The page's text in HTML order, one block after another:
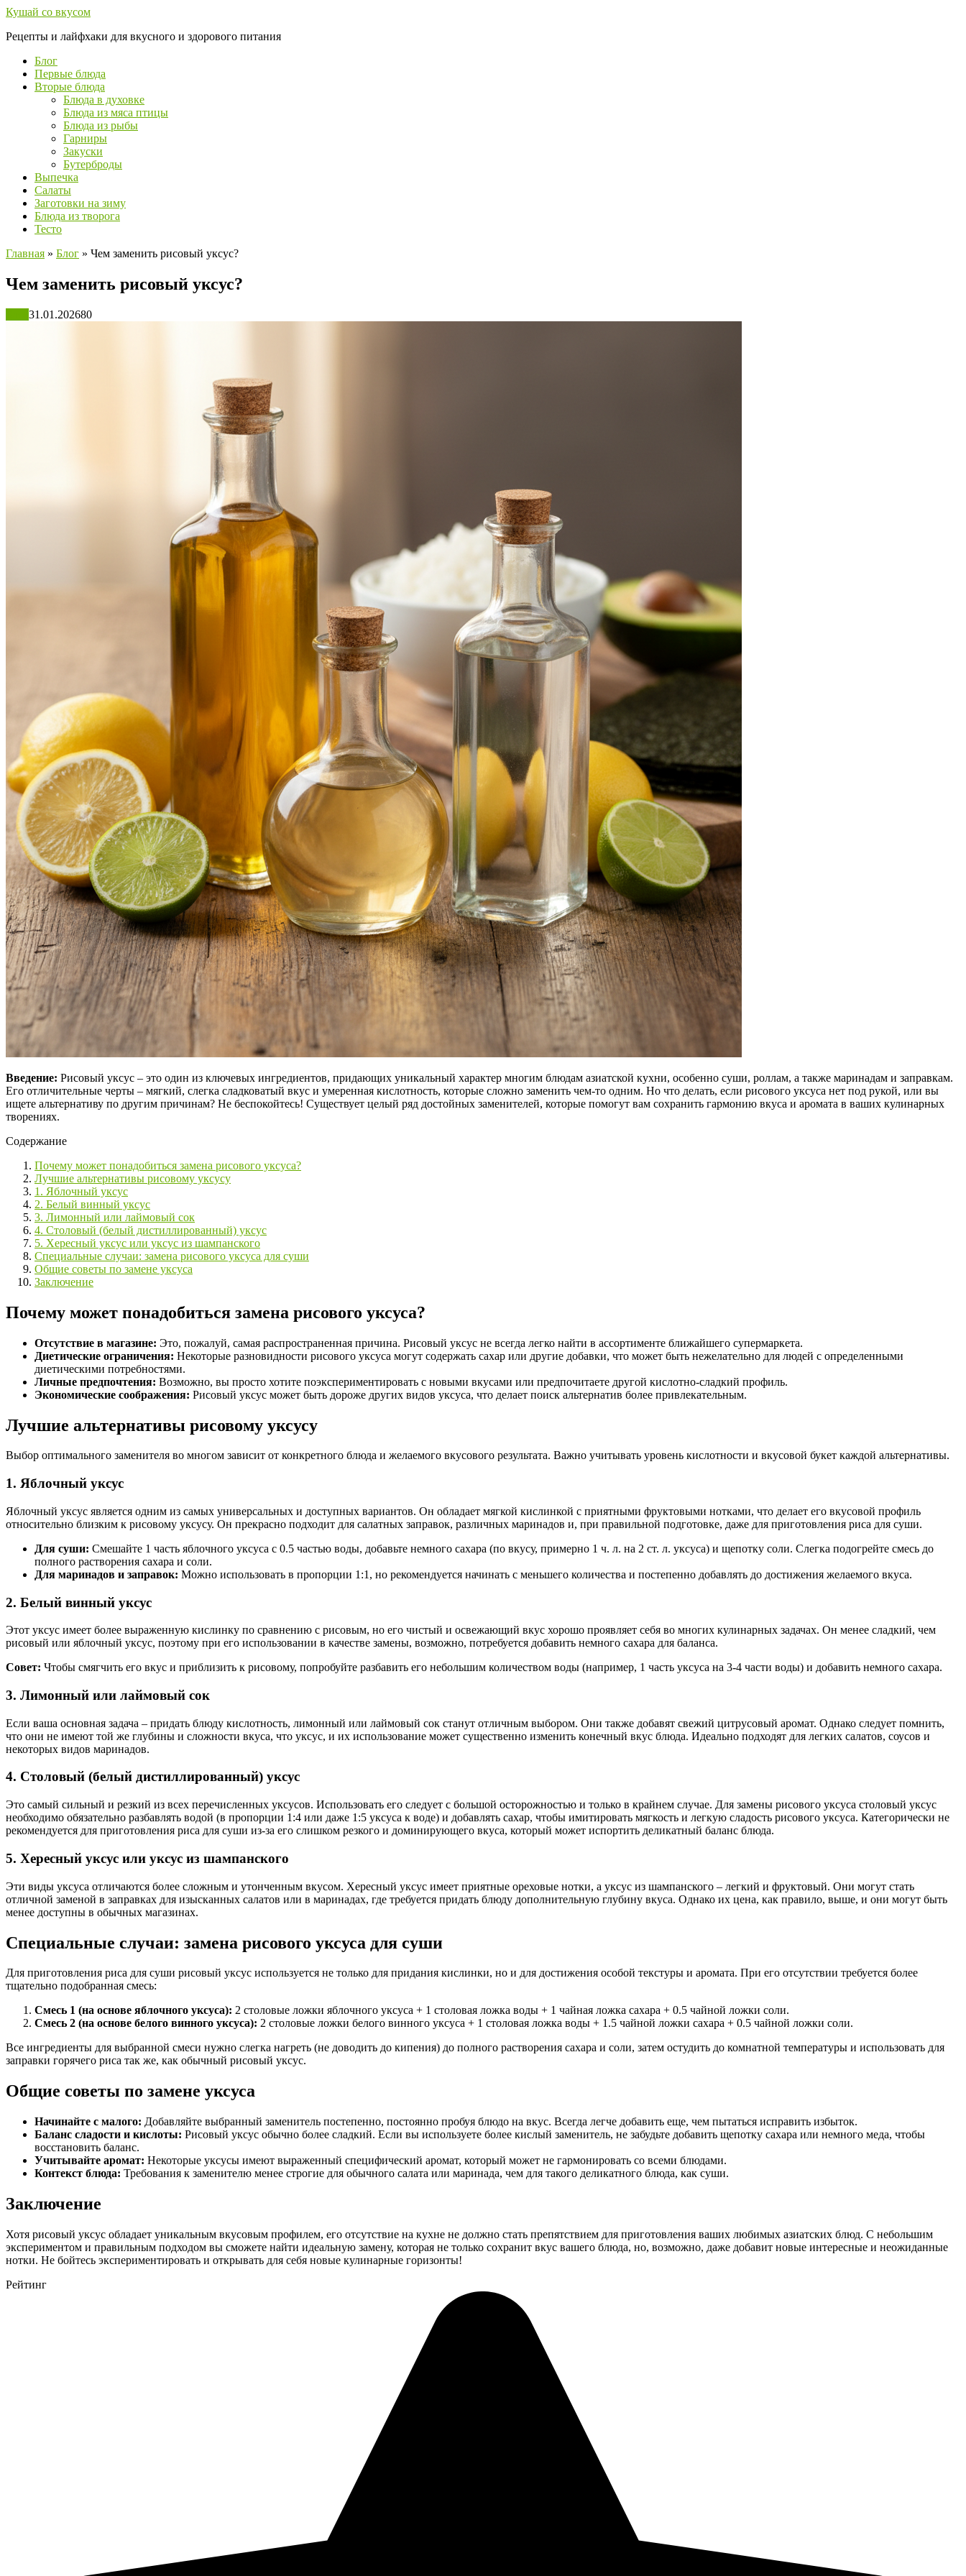
Перейти
контенту
Кушай со вкусом
Рецепты и лайфхаки для вкусного и здорового питания
Блог
Первые блюда
Вторые блюда
Блюда в духовке
Блюда из мяса птицы
Блюда из рыбы
Гарниры
Закуски
Бутерброды
Выпечка
Салаты
Заготовки на зиму
Блюда из творога
Тесто
Главная » Блог » Чем заменить рисовый уксус?
Чем заменить рисовый уксус?
31.01.202680
Введение: Рисовый уксус – это один из ключевых ингредиентов, придающих уникальный характер многим блюдам азиатской кухни, особенно суши, роллам, а также маринадам и заправкам.
Его отличительные черты – мягкий, слегка сладковатый вкус и умеренная кислотность, которые сложно заменить чем-то одним. Но что делать, если рисового уксуса нет под рукой, или вы
ищете альтернативу по другим причинам? Не беспокойтесь! Существует целый ряд достойных заменителей, которые помогут вам сохранить гармонию вкуса и аромата в ваших кулинарных
творениях.
Содержание
Почему может понадобиться замена рисового уксуса?
Лучшие альтернативы рисовому уксусу
1. Яблочный уксус
2. Белый винный уксус
3. Лимонный или лаймовый сок
4. Столовый (белый дистиллированный) уксус
5. Хересный уксус или уксус из шампанского
Специальные случаи: замена рисового уксуса для суши
Общие советы по замене уксуса
Заключение
Почему может понадобиться замена рисового уксуса?
Отсутствие в магазине: Это, пожалуй, самая распространенная причина. Рисовый уксус не всегда легко найти в ассортименте ближайшего супермаркета.
Диетические ограничения: Некоторые разновидности рисового уксуса могут содержать сахар или другие добавки, что может быть нежелательно для людей с определенными
диетическими потребностями.
Личные предпочтения: Возможно, вы просто хотите поэкспериментировать с новыми вкусами или предпочитаете другой кислотно-сладкий профиль.
Экономические соображения: Рисовый уксус может быть дороже других видов уксуса, что делает поиск альтернатив более привлекательным.
Лучшие альтернативы рисовому уксусу
Выбор оптимального заменителя во многом зависит от конкретного блюда и желаемого вкусового результата. Важно учитывать уровень кислотности и вкусовой букет каждой альтернативы.
1. Яблочный уксус
Яблочный уксус является одним из самых универсальных и доступных вариантов. Он обладает мягкой кислинкой с приятными фруктовыми нотками, что делает его вкусовой профиль
относительно близким к рисовому уксусу. Он прекрасно подходит для салатных заправок, различных маринадов и, при правильной подготовке, даже для приготовления риса для суши.
Для суши: Смешайте 1 часть яблочного уксуса с 0.5 частью воды, добавьте немного сахара (по вкусу, примерно 1 ч. л. на 2 ст. л. уксуса) и щепотку соли. Слегка подогрейте смесь до
полного растворения сахара и соли.
Для маринадов и заправок: Можно использовать в пропорции 1:1, но рекомендуется начинать с меньшего количества и постепенно добавлять до достижения желаемого вкуса.
2. Белый винный уксус
Этот уксус имеет более выраженную кислинку по сравнению с рисовым, но его чистый и освежающий вкус хорошо проявляет себя во многих кулинарных задачах. Он менее сладкий, чем
рисовый или яблочный уксус, поэтому при его использовании в качестве замены, возможно, потребуется добавить немного сахара для баланса.
Совет: Чтобы смягчить его вкус и приблизить к рисовому, попробуйте разбавить его небольшим количеством воды (например, 1 часть уксуса на 3-4 части воды) и добавить немного сахара.
3. Лимонный или лаймовый сок
Если ваша основная задача – придать блюду кислотность, лимонный или лаймовый сок станут отличным выбором. Они также добавят свежий цитрусовый аромат. Однако следует помнить,
что они не имеют той же глубины и сложности вкуса, что уксус, и их использование может существенно изменить конечный вкус блюда. Идеально подходят для легких салатов, соусов и
некоторых видов маринадов.
4. Столовый (белый дистиллированный) уксус
Это самый сильный и резкий из всех перечисленных уксусов. Использовать его следует с большой осторожностью и только в крайнем случае. Для замены рисового уксуса столовый уксус
необходимо обязательно разбавлять водой (в пропорции 1:4 или даже 1:5 уксуса к воде) и добавлять сахар, чтобы имитировать мягкость и легкую сладость рисового уксуса. Категорически не
рекомендуется для приготовления риса для суши из-за его слишком резкого и доминирующего вкуса, который может испортить деликатный баланс блюда.
5. Хересный уксус или уксус из шампанского
Эти виды уксуса отличаются более сложным и утонченным вкусом. Хересный уксус имеет приятные ореховые нотки, а уксус из шампанского – легкий и фруктовый. Они могут стать
отличной заменой в заправках для изысканных салатов или в маринадах, где требуется придать блюду дополнительную глубину вкуса. Однако их цена, как правило, выше, и они могут быть
менее доступны в обычных магазинах.
Специальные случаи: замена рисового уксуса для суши
Для приготовления риса для суши рисовый уксус используется не только для придания кислинки, но и для достижения особой текстуры и аромата. При его отсутствии требуется более
тщательно подобранная смесь:
Смесь 1 (на основе яблочного уксуса): 2 столовые ложки яблочного уксуса + 1 столовая ложка воды + 1 чайная ложка сахара + 0.5 чайной ложки соли.
Смесь 2 (на основе белого винного уксуса): 2 столовые ложки белого винного уксуса + 1 столовая ложка воды + 1.5 чайной ложки сахара + 0.5 чайной ложки соли.
Все ингредиенты для выбранной смеси нужно слегка нагреть (не доводить до кипения) до полного растворения сахара и соли, затем остудить до комнатной температуры и использовать для
заправки горячего риса так же, как обычный рисовый уксус.
Общие советы по замене уксуса
Начинайте с малого: Добавляйте выбранный заменитель постепенно, постоянно пробуя блюдо на вкус. Всегда легче добавить еще, чем пытаться исправить избыток.
Баланс сладости и кислоты: Рисовый уксус обычно более сладкий. Если вы используете более кислый заменитель, не забудьте добавить щепотку сахара или немного меда, чтобы
восстановить баланс.
Учитывайте аромат: Некоторые уксусы имеют выраженный специфический аромат, который может не гармонировать со всеми блюдами.
Контекст блюда: Требования к заменителю менее строгие для обычного салата или маринада, чем для такого деликатного блюда, как суши.
Заключение
Хотя рисовый уксус обладает уникальным вкусовым профилем, его отсутствие на кухне не должно стать препятствием для приготовления ваших любимых азиатских блюд. С небольшим
экспериментом и правильным подходом вы сможете найти идеальную замену, которая не только сохранит вкус вашего блюда, но, возможно, даже добавит новые интересные и неожиданные
нотки. Не бойтесь экспериментировать и открывать для себя новые кулинарные горизонты!
Рейтинг